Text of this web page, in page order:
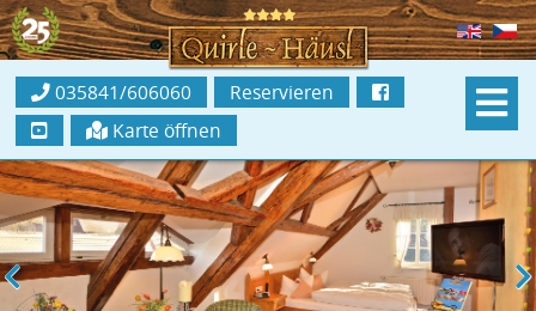
035841/606060
Reservieren
Karte öffnen